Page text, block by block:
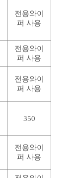
전용와이
퍼 사용
전용와이
퍼 사용
전용와이
퍼 사용
350
전용와이
퍼 사용